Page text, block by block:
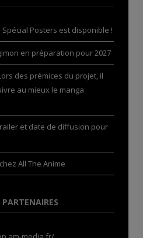
Spécial Posters est disponible !
en préparation pour 2027
des prémices du projet, il
au mieux le manga
et date de diffusion pour
All The Anime